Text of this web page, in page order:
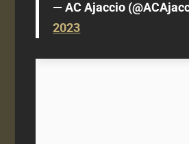
— AC Ajaccio
2023